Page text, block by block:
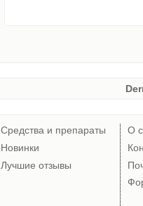
Средства и препараты
Новинки
Лучшие отзывы
О